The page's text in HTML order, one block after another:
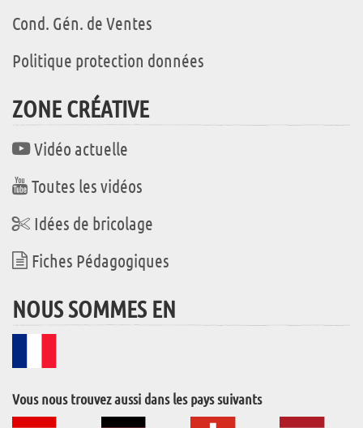
Cond. Gén. de Ventes
Politique protection données
ZONE CRÉATIVE
Vidéo actuelle
Toutes les vidéos
Idées de bricolage
Fiches Pédagogiques
NOUS SOMMES EN
Vous nous trouvez aussi dans les pays suivants